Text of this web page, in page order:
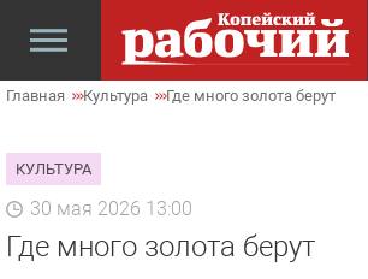
Главная Культура Где много золота берут
КУЛЬТУРА
30 мая 2026 13:00
Где много золота берут